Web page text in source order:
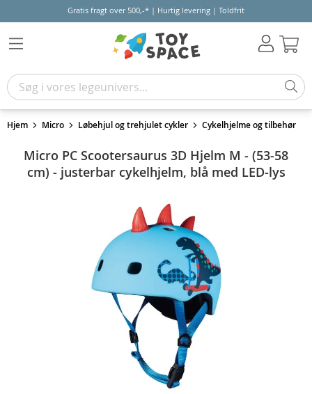
Gratis fragt over 500,-* | Hurtig levering | Toldfrit
Hjem Micro Løbehjul og trehjulet cykler Cykelhjelme og tilbehør
Micro PC Scootersaurus 3D Hjelm M - (53-58
cm) - justerbar cykelhjelm, blå med LED-lys